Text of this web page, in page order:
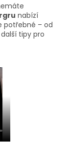
nabízí
potřebné – od
tipy pro